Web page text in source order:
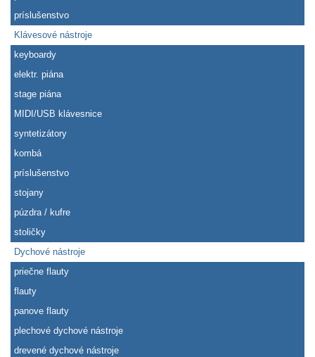
príslušenstvo
Klávesové nástroje
keyboardy
elektr. piána
stage piána
MIDI/USB klávesnice
syntetizátory
kombá
príslušenstvo
stojany
púzdra / kufre
stoličky
Dychové nástroje
priečne flauty
flauty
panove flauty
plechové dychové nástroje
drevené dychové nástroje